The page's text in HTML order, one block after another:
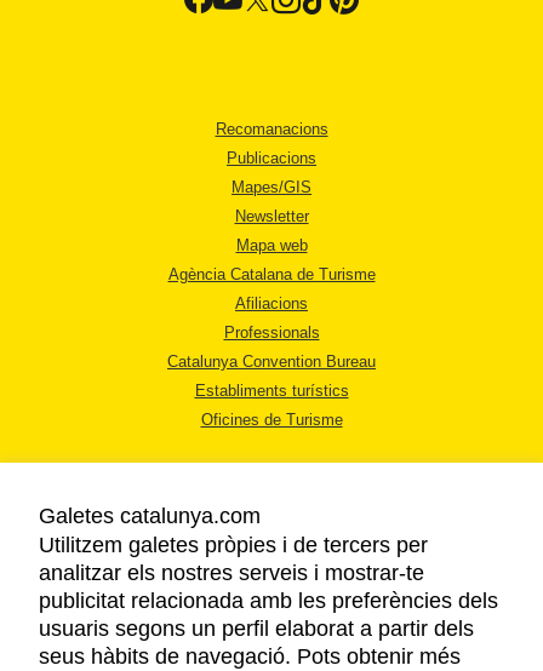
Recomanacions
Publicacions
Mapes/GIS
Newsletter
Mapa web
Agència Catalana de Turisme
Afiliacions
Professionals
Catalunya Convention Bureau
Establiments turístics
Oficines de Turisme
AVÍS LEGAL
POLÍTICA DE PRIVACITAT
COOKIES
Galetes catalunya.com
Utilitzem galetes pròpies i de tercers per
analitzar els nostres serveis i mostrar-te
publicitat relacionada amb les preferències dels
usuaris segons un perfil elaborat a partir dels
seus hàbits de navegació. Pots obtenir més